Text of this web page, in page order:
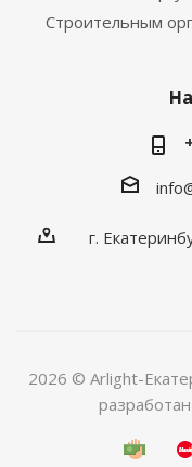
Строительным
г.
2026 © Arlight-